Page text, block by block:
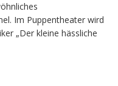
Im Puppentheater wird
„Der kleine hässliche